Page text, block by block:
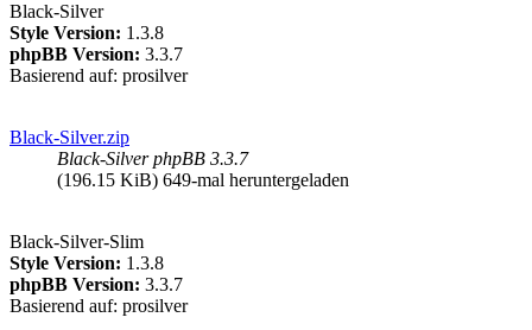
Black-Silver
Style Version: 1.3.8
phpBB Version: 3.3.7
Basierend auf: prosilver
Black-Silver.zip
Black-Silver phpBB 3.3.7
(196.15 KiB) 649-mal heruntergeladen
Black-Silver-Slim
Style Version: 1.3.8
phpBB Version: 3.3.7
Basierend auf: prosilver